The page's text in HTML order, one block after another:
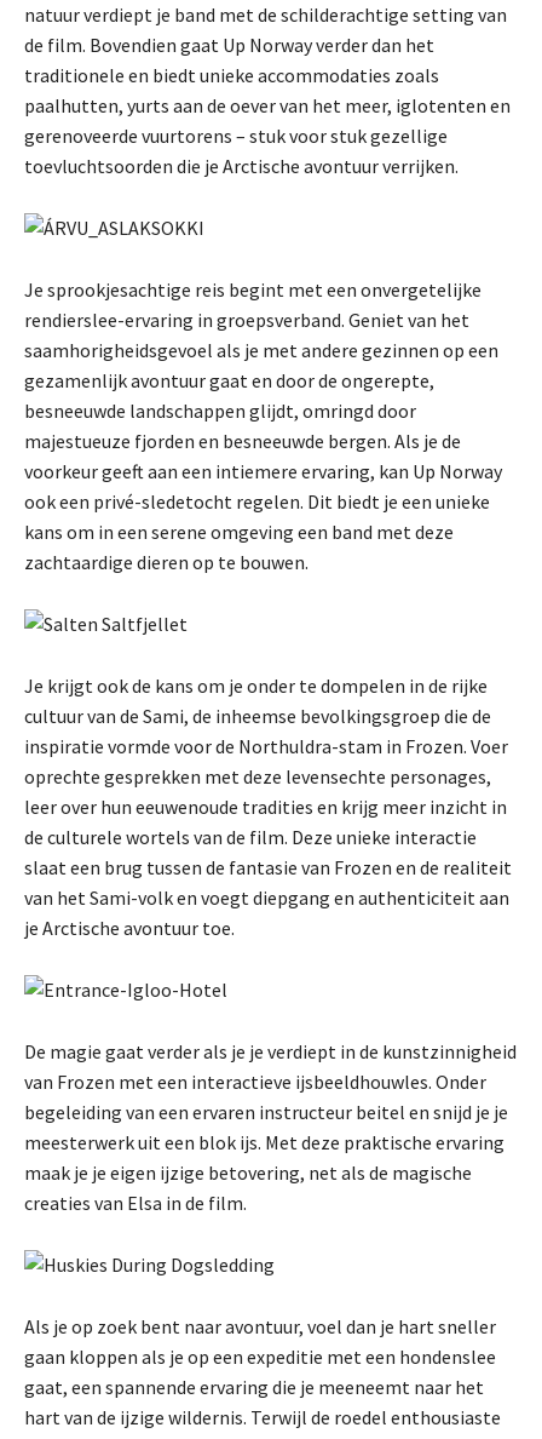
natuur verdiept je band met de schilderachtige setting van
de film. Bovendien gaat Up Norway verder dan het
traditionele en biedt unieke accommodaties zoals
paalhutten, yurts aan de oever van het meer, iglotenten en
gerenoveerde vuurtorens – stuk voor stuk gezellige
toevluchtsoorden die je Arctische avontuur verrijken.
Je sprookjesachtige reis begint met een onvergetelijke
rendierslee-ervaring in groepsverband. Geniet van het
saamhorigheidsgevoel als je met andere gezinnen op een
gezamenlijk avontuur gaat en door de ongerepte,
besneeuwde landschappen glijdt, omringd door
majestueuze fjorden en besneeuwde bergen. Als je de
voorkeur geeft aan een intiemere ervaring, kan Up Norway
ook een privé-sledetocht regelen. Dit biedt je een unieke
kans om in een serene omgeving een band met deze
zachtaardige dieren op te bouwen.
Je krijgt ook de kans om je onder te dompelen in de rijke
cultuur van de Sami, de inheemse bevolkingsgroep die de
inspiratie vormde voor de Northuldra-stam in Frozen. Voer
oprechte gesprekken met deze levensechte personages,
leer over hun eeuwenoude tradities en krijg meer inzicht in
de culturele wortels van de film. Deze unieke interactie
slaat een brug tussen de fantasie van Frozen en de realiteit
van het Sami-volk en voegt diepgang en authenticiteit aan
je Arctische avontuur toe.
De magie gaat verder als je je verdiept in de kunstzinnigheid
van Frozen met een interactieve ijsbeeldhouwles. Onder
begeleiding van een ervaren instructeur beitel en snijd je je
meesterwerk uit een blok ijs. Met deze praktische ervaring
maak je je eigen ijzige betovering, net als de magische
creaties van Elsa in de film.
Als je op zoek bent naar avontuur, voel dan je hart sneller
gaan kloppen als je op een expeditie met een hondenslee
gaat, een spannende ervaring die je meeneemt naar het
hart van de ijzige wildernis. Terwijl de roedel enthousiaste